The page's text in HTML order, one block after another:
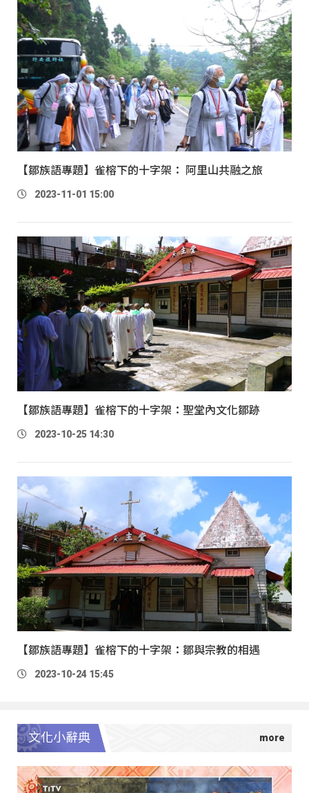
【鄒族語專題】雀榕下的十字架： 阿里山共融之旅
2023-11-01 15:00
【鄒族語專題】雀榕下的十字架：聖堂內文化鄒跡
2023-10-25 14:30
【鄒族語專題】雀榕下的十字架：鄒與宗教的相遇
2023-10-24 15:45
文化小辭典